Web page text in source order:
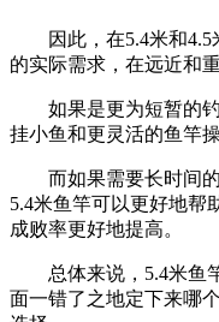
因此，在5.4米和
的实际需求，在远近和
如果是更为短暂的
挂小鱼和更灵活的鱼竿
而如果需要长时间
5.4米鱼竿可以更好地帮
成败率更好地提高。
总体来说，5.4米鱼
面一错了之地定下来哪